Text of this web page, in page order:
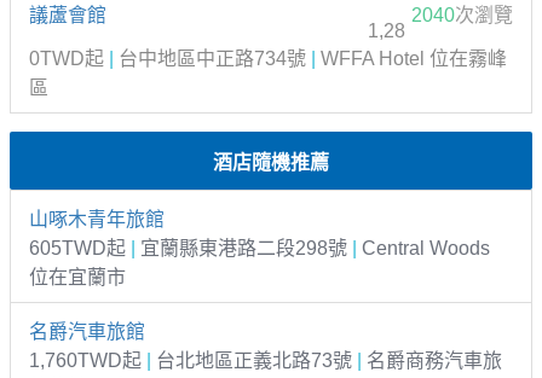
議蘆會館 2040次瀏覽
1,28
0TWD起
台中地區中正路734號
WFFA Hotel 位在霧峰
區
酒店隨機推薦
山啄木青年旅館
605TWD起
宜蘭縣東港路二段298號
Central Woods
位在宜蘭市
名爵汽車旅館
1,760TWD起
台北地區正義北路73號
名爵商務汽車旅